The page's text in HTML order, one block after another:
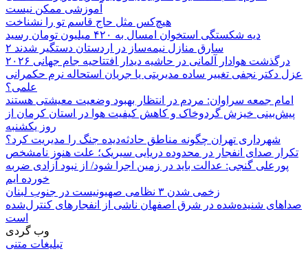
آموزشی ممکن نیست
هیچ‌کس مثل حاج قاسم تو را نشناخت
دیه شکستگی استخوان امسال به ۴۲۰ میلیون تومان رسید
۲ سارق منازل نیمه‌ساز در اردستان دستگیر شدند
درگذشت هوادار آلمانی در حاشیه دیدار افتتاحیه جام جهانی ۲۰۲۶
عزل دکتر نجفی تغییر ساده مدیریتی یا جریان استحاله نرم حکمرانی
علمی؟
امام جمعه سراوان: مردم در انتظار بهبود وضعیت معیشتی هستند
پیش‌بینی خیزش گردوخاک و کاهش کیفیت هوا در استان کرمان از
روز یکشنبه
شهرداری تهران چگونه مناطق حادثه‌دیده جنگ را مدیریت کرد؟
تکرار صدای انفجار در محدوده دریایی سیریک؛ علت هنوز نامشخص
پورعلی گنجی: عدالت باید در زمین اجرا شود/ از نبود آزادی ضربه
خورده ایم
زخمی شدن ۳ نظامی صهیونیست در جنوب لبنان
صداهای شنیده‌شده در شرق اصفهان ناشی از انفجارهای کنترل‌شده
است
وب گردی
تبلیغات متنی